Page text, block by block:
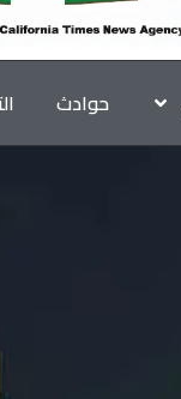
حوادث